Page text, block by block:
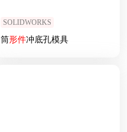
SOLIDWORKS
筒形件冲底孔模具